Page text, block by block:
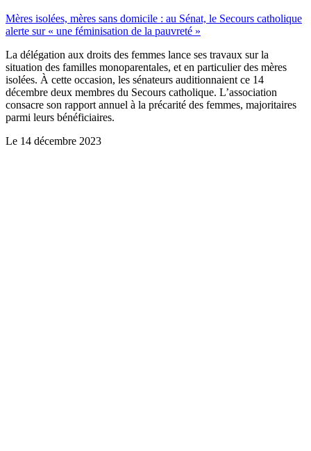
Mères isolées, mères sans domicile : au Sénat, le Secours catholique
alerte sur « une féminisation de la pauvreté »
La délégation aux droits des femmes lance ses travaux sur la
situation des familles monoparentales, et en particulier des mères
isolées. À cette occasion, les sénateurs auditionnaient ce 14
décembre deux membres du Secours catholique. L’association
consacre son rapport annuel à la précarité des femmes, majoritaires
parmi leurs bénéficiaires.
Le 14 décembre 2023